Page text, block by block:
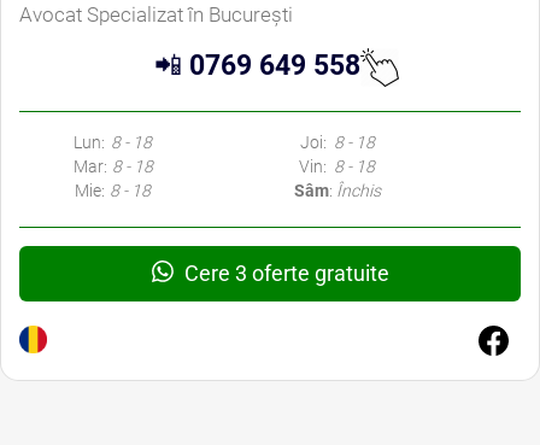
Avocat Specializat în București
📲 0769 649 558
Lun: 8 - 18
Mar: 8 - 18
Mie: 8 - 18
Joi: 8 - 18
Vin: 8 - 18
Sâm: Închis
Cere 3 oferte gratuite